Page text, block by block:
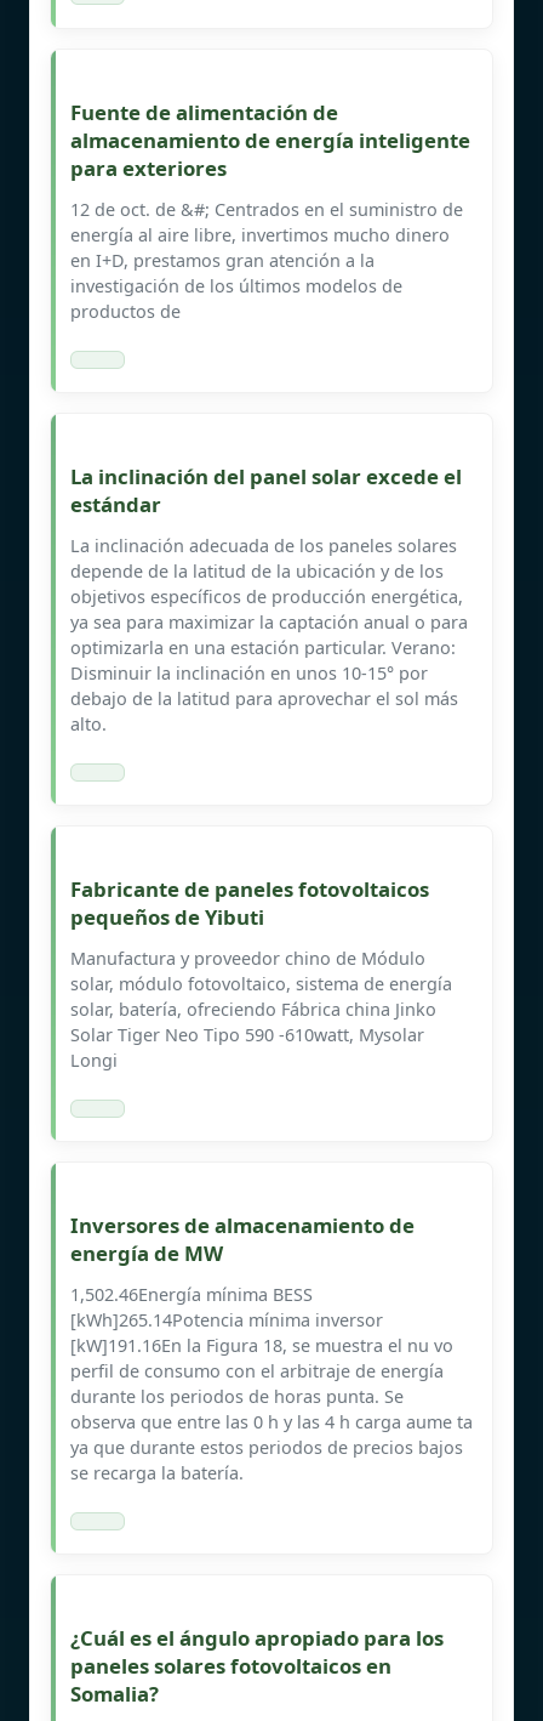
Fuente de alimentación de
almacenamiento de energía inteligente
para exteriores
12 de oct. de &#; Centrados en el suministro de
energía al aire libre, invertimos mucho dinero
en I+D, prestamos gran atención a la
investigación de los últimos modelos de
productos de
La inclinación del panel solar excede el
estándar
La inclinación adecuada de los paneles solares
depende de la latitud de la ubicación y de los
objetivos específicos de producción energética,
ya sea para maximizar la captación anual o para
optimizarla en una estación particular. Verano:
Disminuir la inclinación en unos 10-15° por
debajo de la latitud para aprovechar el sol más
alto.
Fabricante de paneles fotovoltaicos
pequeños de Yibuti
Manufactura y proveedor chino de Módulo
solar, módulo fotovoltaico, sistema de energía
solar, batería, ofreciendo Fábrica china Jinko
Solar Tiger Neo Tipo 590 -610watt, Mysolar
Longi
Inversores de almacenamiento de
energía de MW
1,502.46Energía mínima BESS
[kWh]265.14Potencia mínima inversor
[kW]191.16En la Figura 18, se muestra el nu vo
perfil de consumo con el arbitraje de energía
durante los periodos de horas punta. Se
observa que entre las 0 h y las 4 h carga aume ta
ya que durante estos periodos de precios bajos
se recarga la batería.
¿Cuál es el ángulo apropiado para los
paneles solares fotovoltaicos en
Somalia?